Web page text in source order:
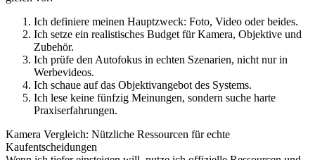
Ich definiere meinen Hauptzweck: Foto, Video oder beides.
Ich setze ein realistisches Budget für Kamera, Objektive und
Zubehör.
Ich prüfe den Autofokus in echten Szenarien, nicht nur in
Werbevideos.
Ich schaue auf das Objektivangebot des Systems.
Ich lese keine fünfzig Meinungen, sondern suche harte
Praxiserfahrungen.
Kamera Vergleich: Nützliche Ressourcen für echte
Kaufentscheidungen